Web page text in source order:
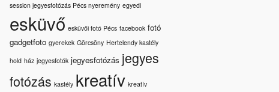
session jegyesfotózás Pécs nyeremény egyedi
esküvő esküvői fotó Pécs facebook fotó
gadgetfoto gyerekek Görcsöny Hertelendy kastély
hold ház jegyesfotók jegyesfotózás jegyes
fotózás kastély kreatív kreatív